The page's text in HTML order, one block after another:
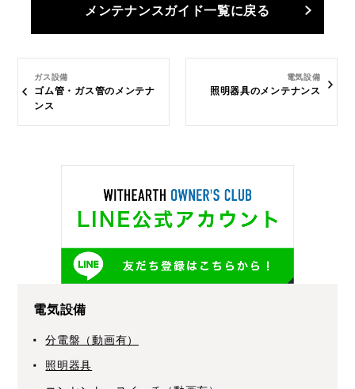
メンテナンスガイド一覧に戻る
ガス設備
ゴム管・ガス管のメンテナ
ンス
電気設備
照明器具のメンテナンス
電気設備
分電盤（動画有）
照明器具